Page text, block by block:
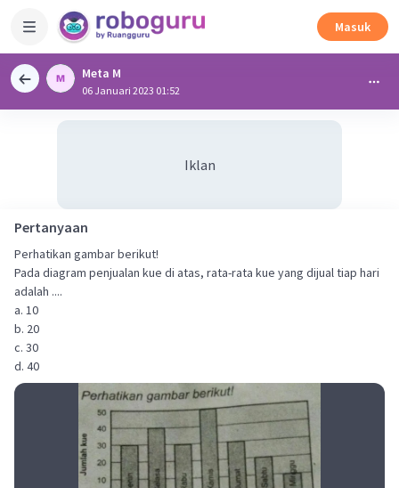
Masuk
Meta M
06 Januari 2023 01:52
Iklan
Pertanyaan
Perhatikan gambar berikut!
Pada diagram penjualan kue di atas, rata-rata kue yang dijual tiap hari
adalah ....
a. 10
b. 20
c. 30
d. 40